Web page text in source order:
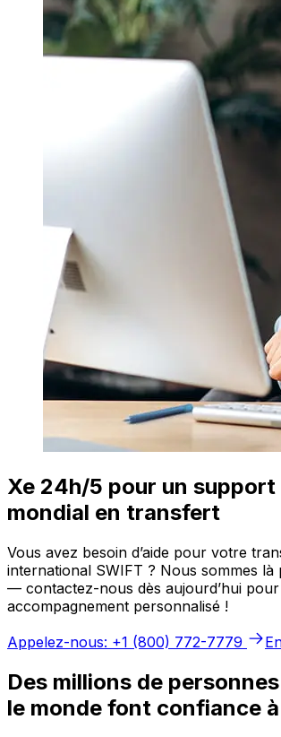
Xe 24h/5 pour un
mondial en transfert
Vous avez besoin d’aide pour votre
international SWIFT ? Nous sommes
— contactez-nous dès aujourd’hui
accompagnement personnalisé !
Appelez-nous: +1 (800) 772-7779
Des millions de
le monde font confiance